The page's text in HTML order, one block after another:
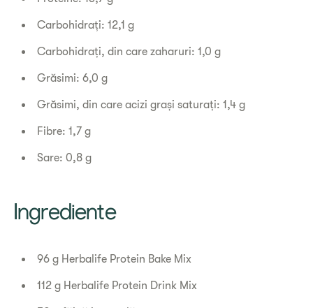
Carbohidrați: 12,1 g
Carbohidrați, din care zaharuri: 1,0 g
Grăsimi: 6,0 g
Grăsimi, din care acizi grași saturați: 1,4 g
Fibre: 1,7 g
Sare: 0,8 g
Ingrediente
96 g Herbalife Protein Bake Mix
112 g Herbalife Protein Drink Mix